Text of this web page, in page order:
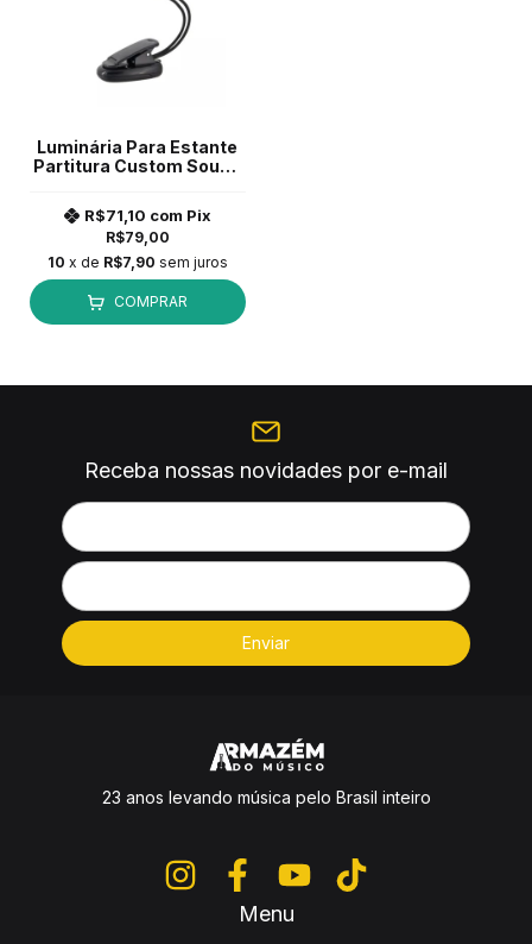
Luminária Para Estante
Partitura Custom Sound
R$79,00
R$71,10 com Pix
10 x de R$7,90 sem juros
COMPRAR
Receba nossas novidades por e-mail
23 anos levando música pelo Brasil inteiro
Menu